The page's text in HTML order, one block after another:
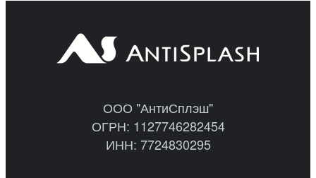
ООО "АнтиСплэш"
ОГРН: 1127746282454
ИНН: 7724830295